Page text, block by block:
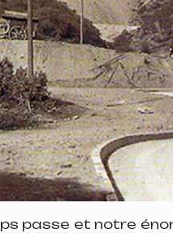
passe et notre